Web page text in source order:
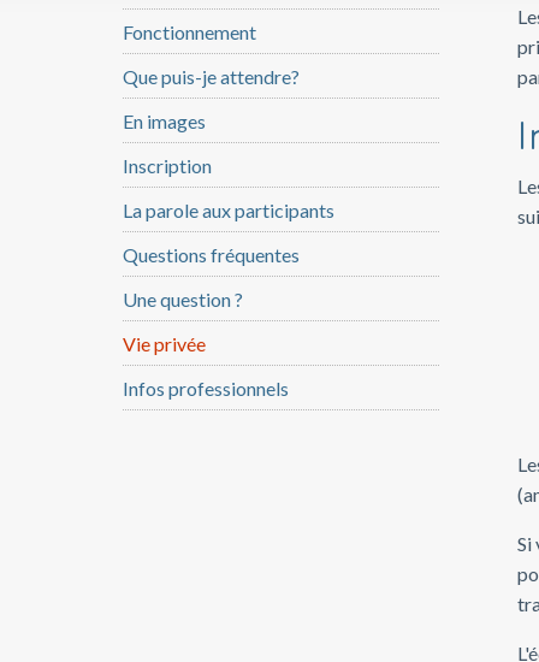
Fonctionnement
Que puis-je attendre?
En images
Inscription
La parole aux participants
Questions fréquentes
Une question ?
Vie privée
Infos professionnels
Si